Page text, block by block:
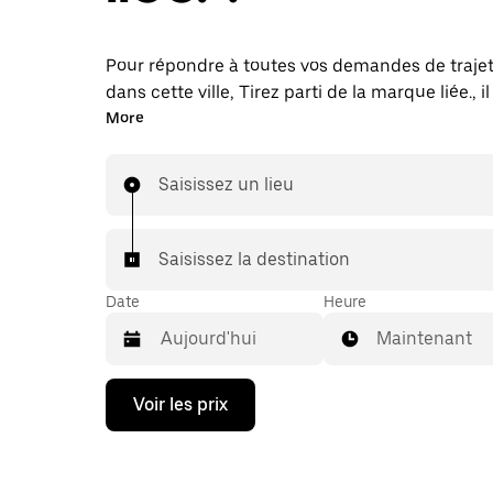
Pour répondre à toutes vos demandes de
dans cette ville, Tirez parti de la marque liée.,
probable que nous vous mettions en relation
taxi, vous bénéficierez des mêmes prix
même disponibilité (24 h/24 et 7/j) qu'avec
More
Saisissez un lieu
Saisissez la destination
Date
Appuyez
la
Heure
Maintenant
Voir les prix